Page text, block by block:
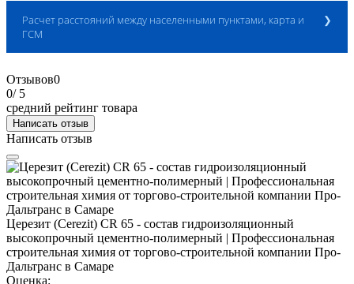
Расчет доставки ТК ДЕЛОВЫЕ ЛИНИИ
Расчет расстояний между населенными пунктами, карта и
ГСМ
Отзывов0
0/ 5
средний рейтинг товара
Написать отзыв
Написать отзыв
Церезит (Cerezit) CR 65 - состав гидроизоляционный
высокопрочный цементно-полимерный | Профессиональная
строительная химия от торгово-строительной компании Про-
Дальтранс в Самаре
Оценка: